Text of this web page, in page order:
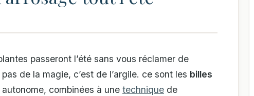
passeront l’été sans vous réclamer de
de la magie, c’est de l’argile. ce sont les billes
combinées à une technique de